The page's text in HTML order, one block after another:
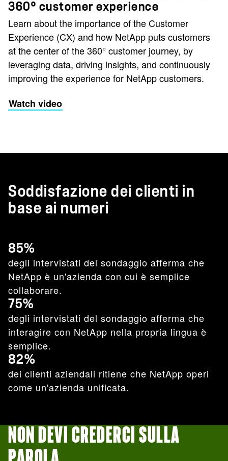
360° customer experience
Learn about the importance of the Customer
Experience (CX) and how NetApp puts customers
at the center of the 360° customer journey, by
leveraging data, driving insights, and continuously
improving the experience for NetApp customers.
Watch video
Soddisfazione dei clienti in
base ai numeri
85%
degli intervistati del sondaggio afferma che
NetApp è un'azienda con cui è semplice
collaborare.
75%
degli intervistati del sondaggio afferma che
interagire con NetApp nella propria lingua è
semplice.
82%
dei clienti aziendali ritiene che NetApp operi
come un'azienda unificata.
NON DEVI CREDERCI SULLA